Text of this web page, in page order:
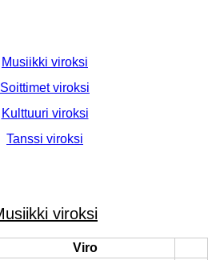
Musiikki viroksi
Soittimet viroksi
Kulttuuri viroksi
Tanssi viroksi
viroksi
Viro